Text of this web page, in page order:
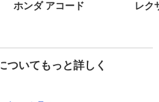
ホンダ アコード レク
ついてもっと詳しく